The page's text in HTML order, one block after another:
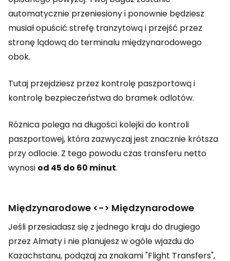
automatycznie przeniesiony i ponownie będziesz
musiał opuścić strefę tranzytową i przejść przez
stronę lądową do terminalu międzynarodowego
obok.
Tutaj przejdziesz przez kontrolę paszportową i
kontrolę bezpieczeństwa do bramek odlotów.
Różnica polega na długości kolejki do kontroli
paszportowej, która zazwyczaj jest znacznie krótsza
przy odlocie. Z tego powodu czas transferu netto
wynosi od 45 do 60 minut.
Międzynarodowe <-> Międzynarodowe
Jeśli przesiadasz się z jednego kraju do drugiego
przez Ałmaty i nie planujesz w ogóle wjazdu do
Kazachstanu, podążaj za znakami "Flight Transfers",